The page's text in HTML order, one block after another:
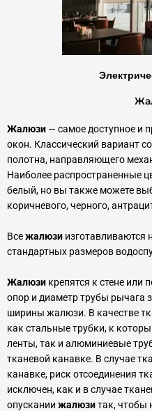
Жалюзи — самое доступное и
окон. Классический вариант
полотна, направляющего
Наиболее распространенные
белый, но вы также можете
коричневого, черного,
Всежалюзи изготавливаются
стандартных размеров
Жалюзи крепятся к стене
опор и диаметр трубы рычага
ширины жалюзи. В качестве
как стальные трубки, к
ленты, так и алюминиевые
тканевой канавке. В случае
канавке, риск отсоединения
исключен, как и в случае
опускании жалюзитак, чтобы